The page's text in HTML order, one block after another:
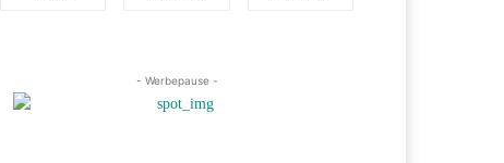
- Werbepause -